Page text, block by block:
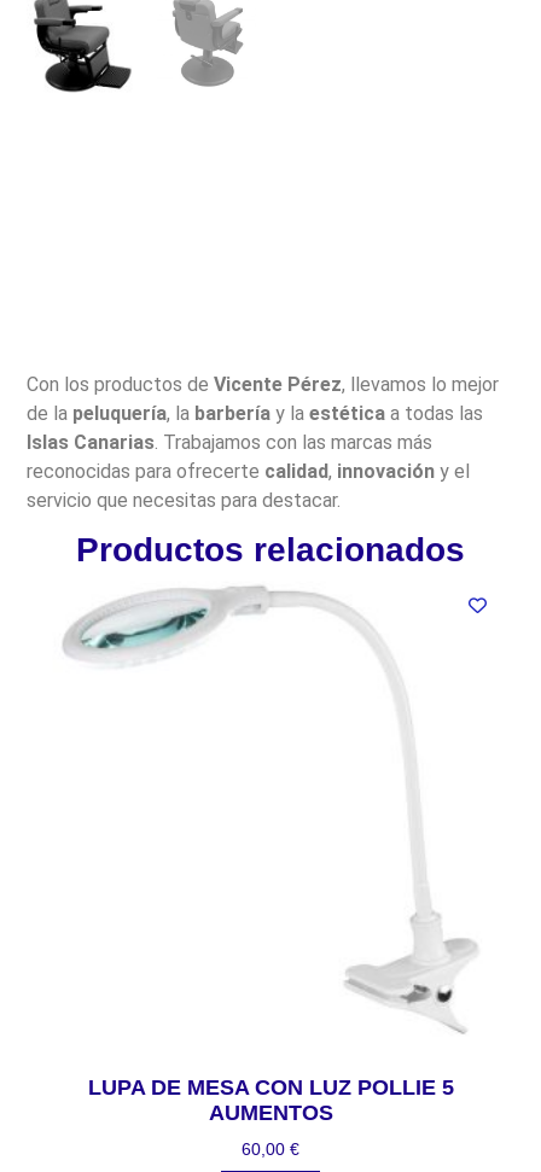
Con los productos deVicente Pérez, llevamos lo mejor
de la peluquería, la barbería y laestética a todas las
Islas Canarias . Trabajamos con las marcas más
reconocidas para ofrecerte calidad, innovación y el
servicio que necesitas para destacar.
Productos relacionados
LUPA DE MESA CON LUZ POLLIE 5
AUMENTOS
60,00 €